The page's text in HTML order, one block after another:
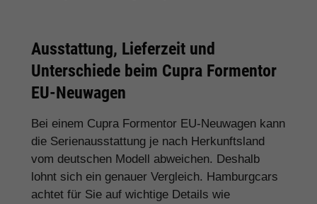
Ausstattung, Lieferzeit und
Unterschiede beim Cupra Formentor
EU-Neuwagen
Bei einem Cupra Formentor EU-Neuwagen kann
die Serienausstattung je nach Herkunftsland
vom deutschen Modell abweichen. Deshalb
lohnt sich ein genauer Vergleich. Hamburgcars
achtet für Sie auf wichtige Details wie